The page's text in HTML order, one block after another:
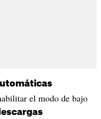
el modo de bajo